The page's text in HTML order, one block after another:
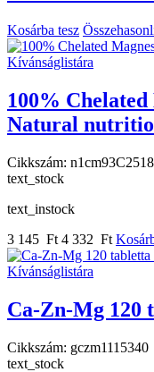
Kosárba tesz
Kívánságlistára
100%
Natural
Cikkszám: n1cm93C2518
text_stock
text_instock
3 145 Ft 4 332 Ft
Kívánságlistára
Ca-Zn-Mg 120
Cikkszám: gczm1115340
text_stock